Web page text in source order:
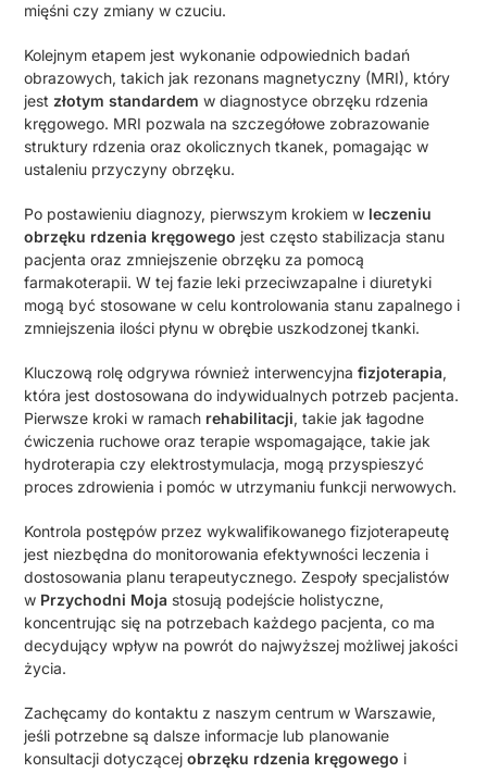
mięśni czy zmiany w czuciu.
Kolejnym etapem jest wykonanie odpowiednich badań
obrazowych, takich jak rezonans magnetyczny (MRI), który
jestzłotym standardem w diagnostyce obrzęku rdzenia
kręgowego. MRI pozwala na szczegółowe zobrazowanie
struktury rdzenia oraz okolicznych tkanek, pomagając w
ustaleniu przyczyny obrzęku.
Po postawieniu diagnozy, pierwszym krokiem w leczeniu
obrzęku rdzenia kręgowego jest często stabilizacja stanu
pacjenta oraz zmniejszenie obrzęku za pomocą
farmakoterapii. W tej fazie leki przeciwzapalne i diuretyki
mogą być stosowane w celu kontrolowania stanu zapalnego i
zmniejszenia ilości płynu w obrębie uszkodzonej tkanki.
Kluczową rolę odgrywa również interwencyjnafizjoterapia,
która jest dostosowana do indywidualnych potrzeb pacjenta.
Pierwsze kroki w ramach rehabilitacji, takie jak łagodne
ćwiczenia ruchowe oraz terapie wspomagające, takie jak
hydroterapia czy elektrostymulacja, mogą przyspieszyć
proces zdrowienia i pomóc w utrzymaniu funkcji nerwowych.
Kontrola postępów przez wykwalifikowanego fizjoterapeutę
jest niezbędna do monitorowania efektywności leczenia i
dostosowania planu terapeutycznego. Zespoły specjalistów
w Przychodni Moja stosują podejście holistyczne,
koncentrując się na potrzebach każdego pacjenta, co ma
decydujący wpływ na powrót do najwyższej możliwej jakości
życia.
Zachęcamy do kontaktu z naszym centrum w Warszawie,
jeśli potrzebne są dalsze informacje lub planowanie
konsultacji dotyczącejobrzęku rdzenia kręgowego i